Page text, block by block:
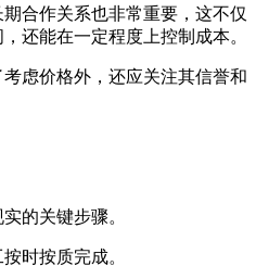
合作关系也非常重要，这不仅
还能在一定程度上控制成本。
虑价格外，还应关注其信誉和
的关键步骤。
时按质完成。